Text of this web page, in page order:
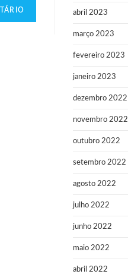
abril 2023
março 2023
fevereiro 2023
janeiro 2023
dezembro 2022
novembro 2022
outubro 2022
setembro 2022
agosto 2022
julho 2022
junho 2022
maio 2022
abril 2022